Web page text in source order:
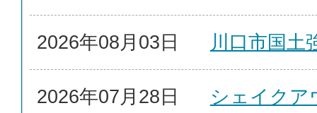
2026年08月03日 川口市国土
2026年07月28日
シェイクア